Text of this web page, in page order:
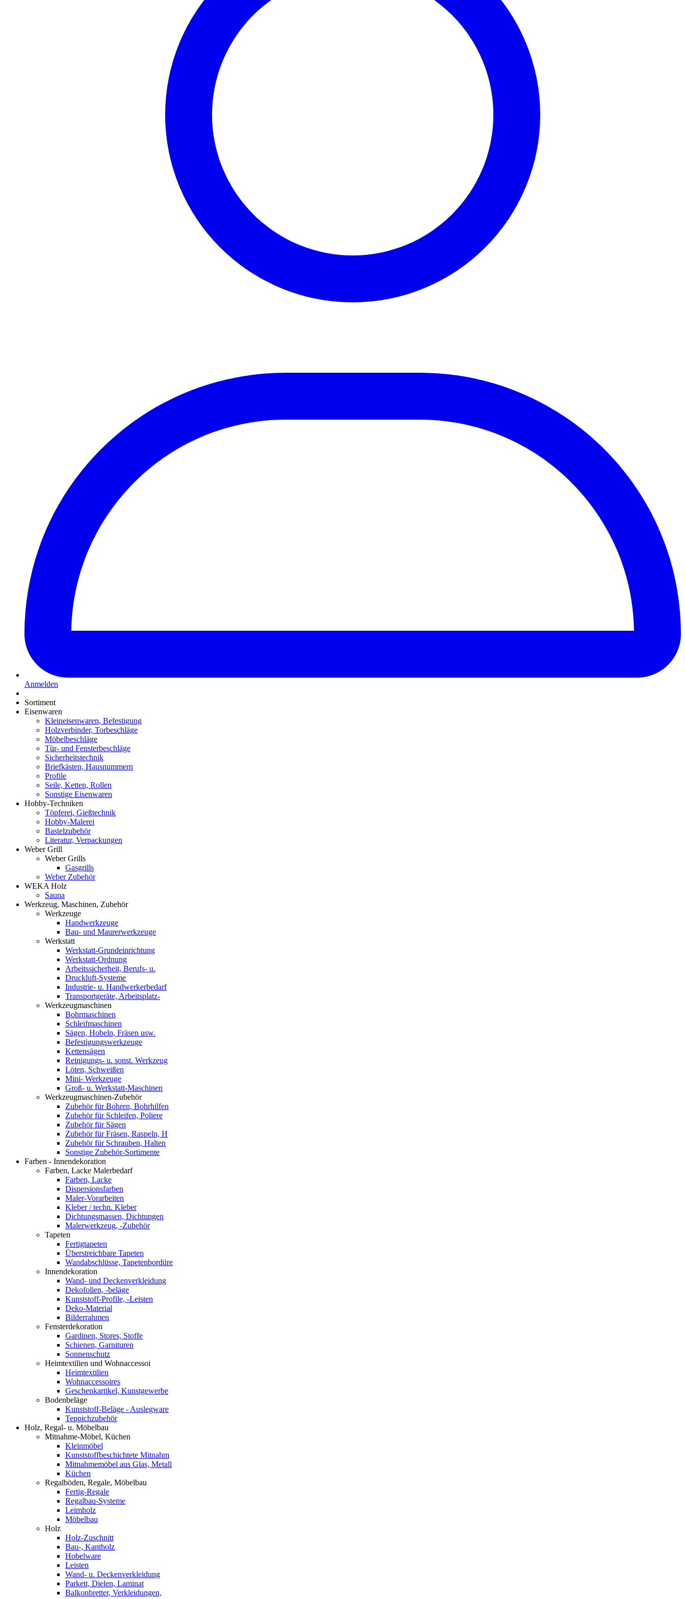
Anmelden
Sortiment
Eisenwaren
Kleineisenwaren, Befestigung
Holzverbinder, Torbeschläge
Möbelbeschläge
Tür- und Fensterbeschläge
Sicherheitstechnik
Briefkästen, Hausnummern
Profile
Seile, Ketten, Rollen
Sonstige Eisenwaren
Hobby-Techniken
Töpferei, Gießtechnik
Hobby-Malerei
Bastelzubehör
Literatur, Verpackungen
Weber Grill
Weber Grills
Gasgrills
Weber Zubehör
WEKA Holz
Sauna
Werkzeug, Maschinen, Zubehör
Werkzeuge
Handwerkzeuge
Bau- und Maurerwerkzeuge
Werkstatt
Werkstatt-Grundeinrichtung
Werkstatt-Ordnung
Arbeitssicherheit, Berufs- u.
Druckluft-Systeme
Industrie- u. Handwerkerbedarf
Transportgeräte, Arbeitsplatz-
Werkzeugmaschinen
Bohrmaschinen
Schleifmaschinen
Sägen, Hobeln, Fräsen usw.
Befestigungswerkzeuge
Kettensägen
Reinigungs- u. sonst. Werkzeug
Löten, Schweißen
Mini- Werkzeuge
Groß- u. Werkstatt-Maschinen
Werkzeugmaschinen-Zubehör
Zubehör für Bohren, Bohrhilfen
Zubehör für Schleifen, Poliere
Zubehör für Sägen
Zubehör für Fräsen, Raspeln, H
Zubehör für Schrauben, Halten
Sonstige Zubehör-Sortimente
Farben - Innendekoration
Farben, Lacke Malerbedarf
Farben, Lacke
Dispersionsfarben
Maler-Vorarbeiten
Kleber / techn. Kleber
Dichtungsmassen, Dichtungen
Malerwerkzeug, -Zubehör
Tapeten
Fertigtapeten
Überstreichbare Tapeten
Wandabschlüsse, Tapetenbordüre
Innendekoration
Wand- und Deckenverkleidung
Dekofolien, -beläge
Kunststoff-Profile, -Leisten
Deko-Material
Bilderrahmen
Fensterdekoration
Gardinen, Stores, Stoffe
Schienen, Garnituren
Sonnenschutz
Heimtextilien und Wohnaccessoi
Heimtextilien
Wohnaccessoires
Geschenkartikel, Kunstgewerbe
Bodenbeläge
Kunststoff-Beläge - Auslegware
Teppichzubehör
Holz, Regal- u. Möbelbau
Mitnahme-Möbel, Küchen
Kleinmöbel
Kunststoffbeschichtete Mitnahm
Mitnahmemöbel aus Glas, Metall
Küchen
Regalböden, Regale, Möbelbau
Fertig-Regale
Regalbau-Systeme
Leimholz
Möbelbau
Holz
Holz-Zuschnitt
Bau-, Kantholz
Hobelware
Leisten
Wand- u. Deckenverkleidung
Parkett, Dielen, Laminat
Balkonbretter, Verkleidungen,